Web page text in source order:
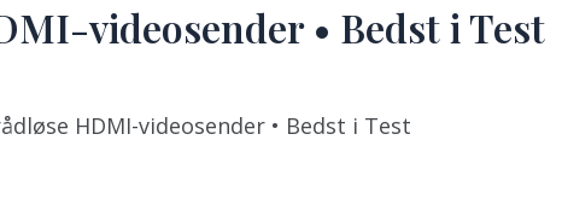
videosender • Bedst i Test
HDMI-videosender • Bedst i Test